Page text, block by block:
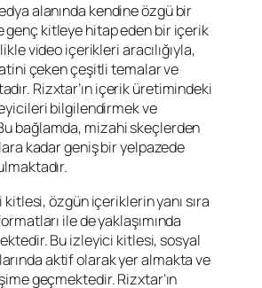
alanında kendine özgü bir
genç kitleye hitap eden bir içerik
video içerikleri aracılığıyla,
çeken çeşitli temalar ve
Rizxtar’ın içerik üretimindeki
bilgilendirmek ve
bağlamda, mizahi skeçlerden
kadar geniş bir yelpazede
kitlesi, özgün içeriklerin yanı sıra
ile de yaklaşımında
Bu izleyici kitlesi, sosyal
aktif olarak yer almakta ve
geçmektedir. Rizxtar’ın